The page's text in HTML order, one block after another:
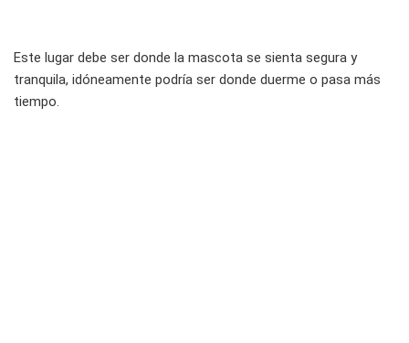
Este lugar debe ser donde la mascota se sienta segura y
tranquila, idóneamente podría ser donde duerme o pasa más
tiempo.